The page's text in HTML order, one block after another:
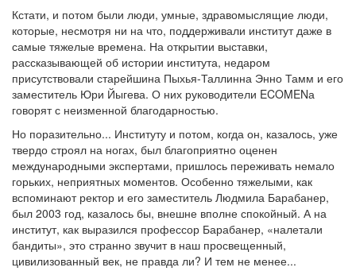
Кстати, и потом были люди, умные, здравомыслящие люди,
которые, несмотря ни на что, поддерживали институт даже в
самые тяжелые времена. На открытии выставки,
рассказывающей об истории института, недаром
присутствовали старейшина Пыхья-Таллинна Энно Тамм и его
заместитель Юри Йыгева. О них руководители ECOMENа
говорят с неизменной благодарностью.
Но поразительно... Институту и потом, когда он, казалось, уже
твердо строял на ногах, был благоприятно оценен
международными экспертами, пришлось переживать немало
горьких, неприятных моментов. Особенно тяжелыми, как
вспоминают ректор и его заместитель Людмила Барабанер,
был 2003 год, казалось бы, внешне вполне спокойный. А на
институт, как выразился профессор Барабанер, «налетали
бандиты», это странно звучит в наш просвещенный,
цивилизованный век, не правда ли? И тем не менее...